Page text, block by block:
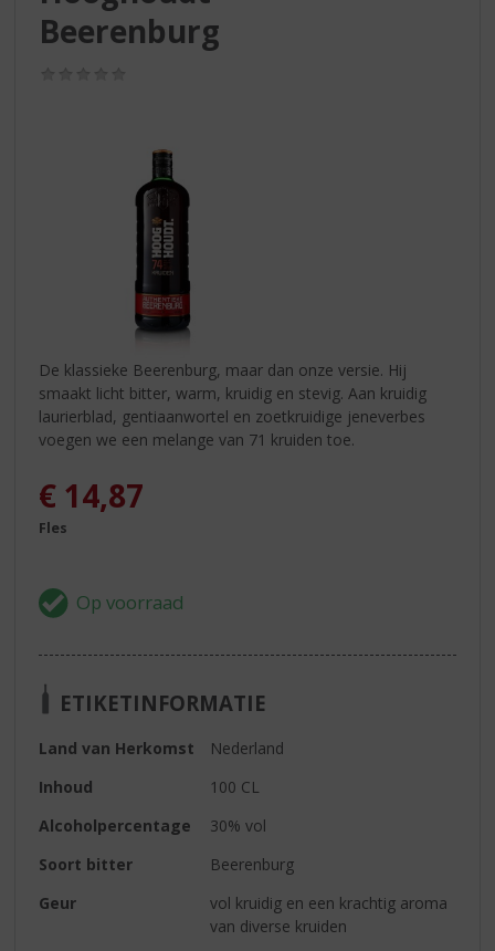
Beerenburg
De klassieke Beerenburg, maar dan onze versie. Hij
smaakt licht bitter, warm, kruidig en stevig. Aan kruidig
laurierblad, gentiaanwortel en zoetkruidige jeneverbes
voegen we een melange van 71 kruiden toe.
€ 14,87
Fles
ETIKETINFORMATIE
Land van Herkomst
Nederland
Inhoud
100 CL
Alcoholpercentage
30% vol
Soort bitter
Beerenburg
Geur
vol kruidig en een krachtig aroma
van diverse kruiden